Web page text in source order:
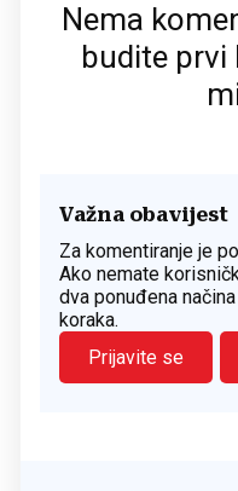
Nema
budite prvi
Važna obavijest
Za komentiranje je
Ako nemate
dva ponuđena
koraka.
Prijavite se